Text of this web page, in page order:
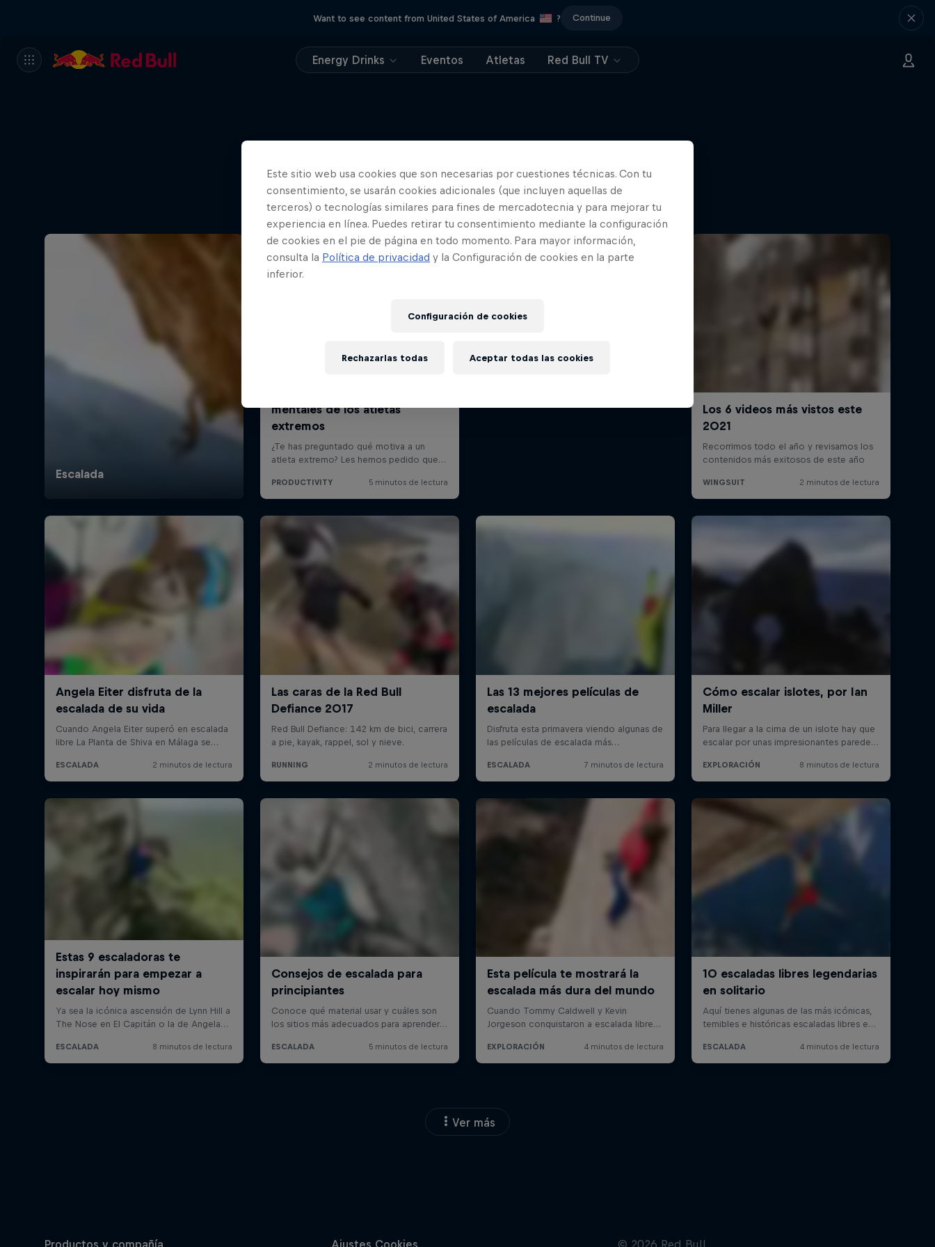
Want to see content from United States of America ? Continue
Energy Drinks Eventos Atletas Red Bull TV
Más contenidos similares
Here to Climb
El viaje de Sasha DiGiulian rompiendo
barreras en la escalada en roca
ESCALADA
Ver más
Este sitio web usa cookies que son necesarias por cuestiones técnicas. Con tu
consentimiento, se usarán cookies adicionales (que incluyen aquellas de
terceros) o tecnologías similares para fines de mercadotecnia y para mejorar tu
experiencia en línea. Puedes retirar tu consentimiento mediante la configuración
de cookies en el pie de página en todo momento. Para mayor información,
consulta la Política de privacidad y la Configuración de cookies en la parte
inferior.
Configuración de cookies
Rechazarlas todas Aceptar todas las cookies